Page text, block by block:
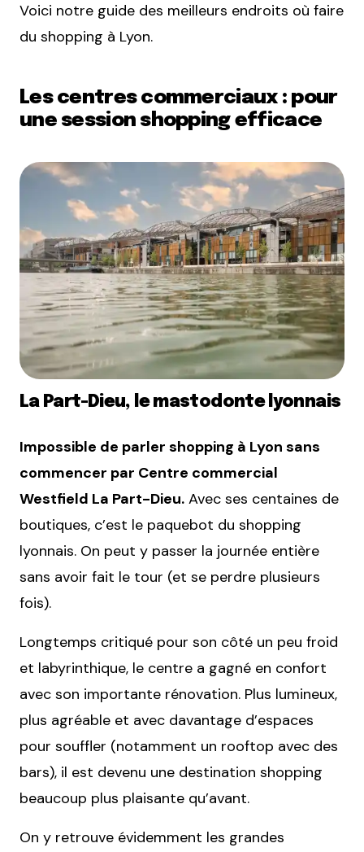
Voici notre guide des meilleurs endroits où faire
du shopping à Lyon.
Les centres commerciaux : pour
une session shopping efficace
La Part-Dieu, le mastodonte lyonnais
Impossible de parler shopping à Lyon sans
commencer par Centre commercial
Westfield La Part-Dieu. Avec ses centaines de
boutiques, c’est le paquebot du shopping
lyonnais. On peut y passer la journée entière
sans avoir fait le tour (et se perdre plusieurs
fois).
Longtemps critiqué pour son côté un peu froid
et labyrinthique, le centre a gagné en confort
avec son importante rénovation. Plus lumineux,
plus agréable et avec davantage d’espaces
pour souffler (notamment un rooftop avec des
bars), il est devenu une destination shopping
beaucoup plus plaisante qu’avant.
On y retrouve évidemment les grandes